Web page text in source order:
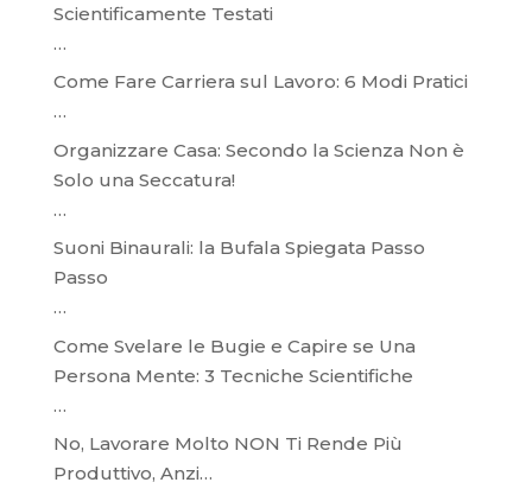
Scientificamente Testati
…
Come Fare Carriera sul Lavoro: 6 Modi Pratici
…
Organizzare Casa: Secondo la Scienza Non è
Solo una Seccatura!
…
Suoni Binaurali: la Bufala Spiegata Passo
Passo
…
Come Svelare le Bugie e Capire se Una
Persona Mente: 3 Tecniche Scientifiche
…
No, Lavorare Molto NON Ti Rende Più
Produttivo, Anzi…